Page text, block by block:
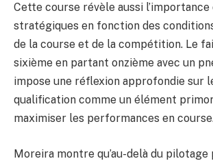
Cette course révèle aussi l’importance
stratégiques en fonction des
de la course et de la compétition. Le
sixième en partant onzième avec un
impose une réflexion approfondie sur
qualification comme un élément
maximiser les performances en
Moreira montre qu’au-delà du pilotage